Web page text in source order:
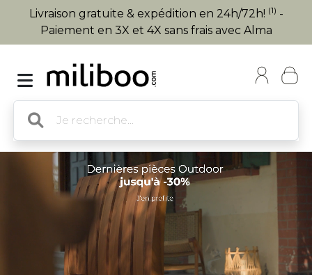
Livraison gratuite & expédition en 24h/72h! (1) -
Paiement en 3X et 4X sans frais avec Alma